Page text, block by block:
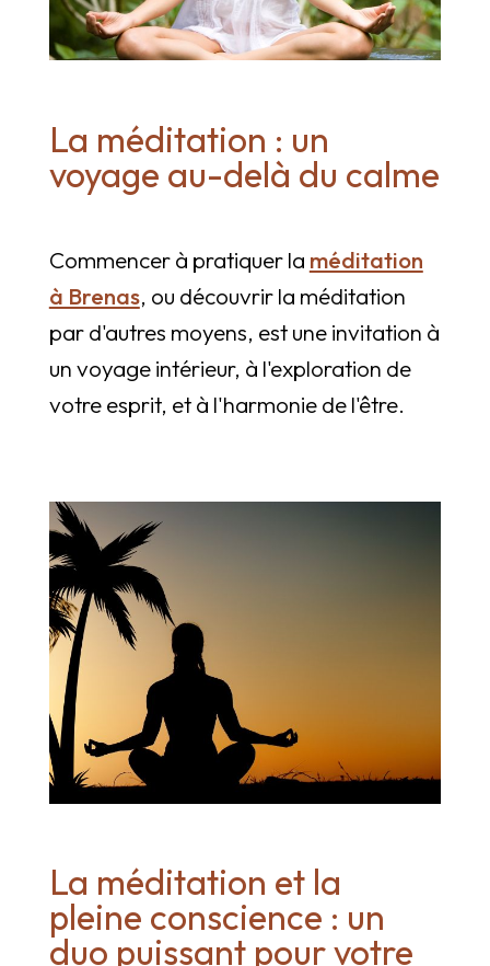
La méditation : un
voyage au-delà du calme
Commencer à pratiquer la méditation
à Brenas, ou découvrir la méditation
par d'autres moyens, est une invitation à
un voyage intérieur, à l'exploration de
votre esprit, et à l'harmonie de l'être.
La méditation et la
pleine conscience : un
duo puissant pour votre